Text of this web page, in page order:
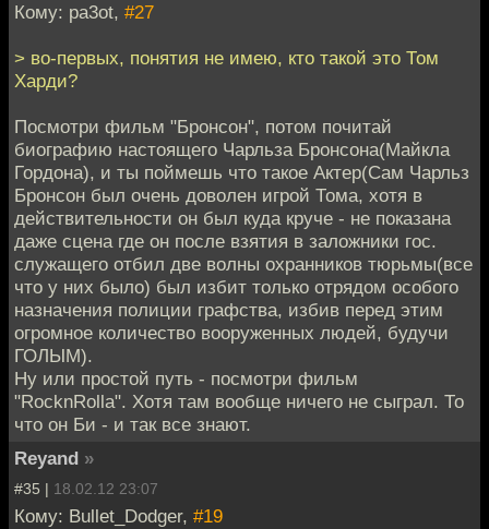
Кому: pa3ot, #27
> во-первых, понятия не имею, кто такой это Том
Харди?
Посмотри фильм "Бронсон", потом почитай
биографию настоящего Чарльза Бронсона(Майкла
Гордона), и ты поймешь что такое Актер(Сам Чарльз
Бронсон был очень доволен игрой Тома, хотя в
действительности он был куда круче - не показана
даже сцена где он после взятия в заложники гос.
служащего отбил две волны охранников тюрьмы(все
что у них было) был избит только отрядом особого
назначения полиции графства, избив перед этим
огромное количество вооруженных людей, будучи
ГОЛЫМ).
Ну или простой путь - посмотри фильм
"RocknRolla". Хотя там вообще ничего не сыграл. То
что он Би - и так все знают.
Reyand »
#35 | 18.02.12 23:07
Кому: Bullet_Dodger, #19